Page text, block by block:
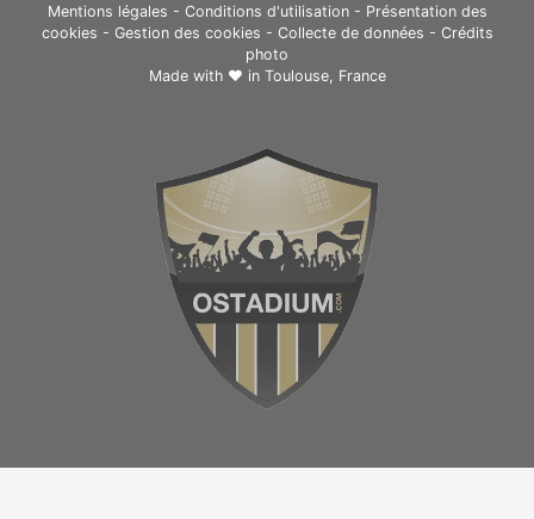
Mentions légales - Conditions d'utilisation- Présentation des
cookies - Gestion des cookies - Collecte de données - Crédits
photo
Made with ❤ in Toulouse, France